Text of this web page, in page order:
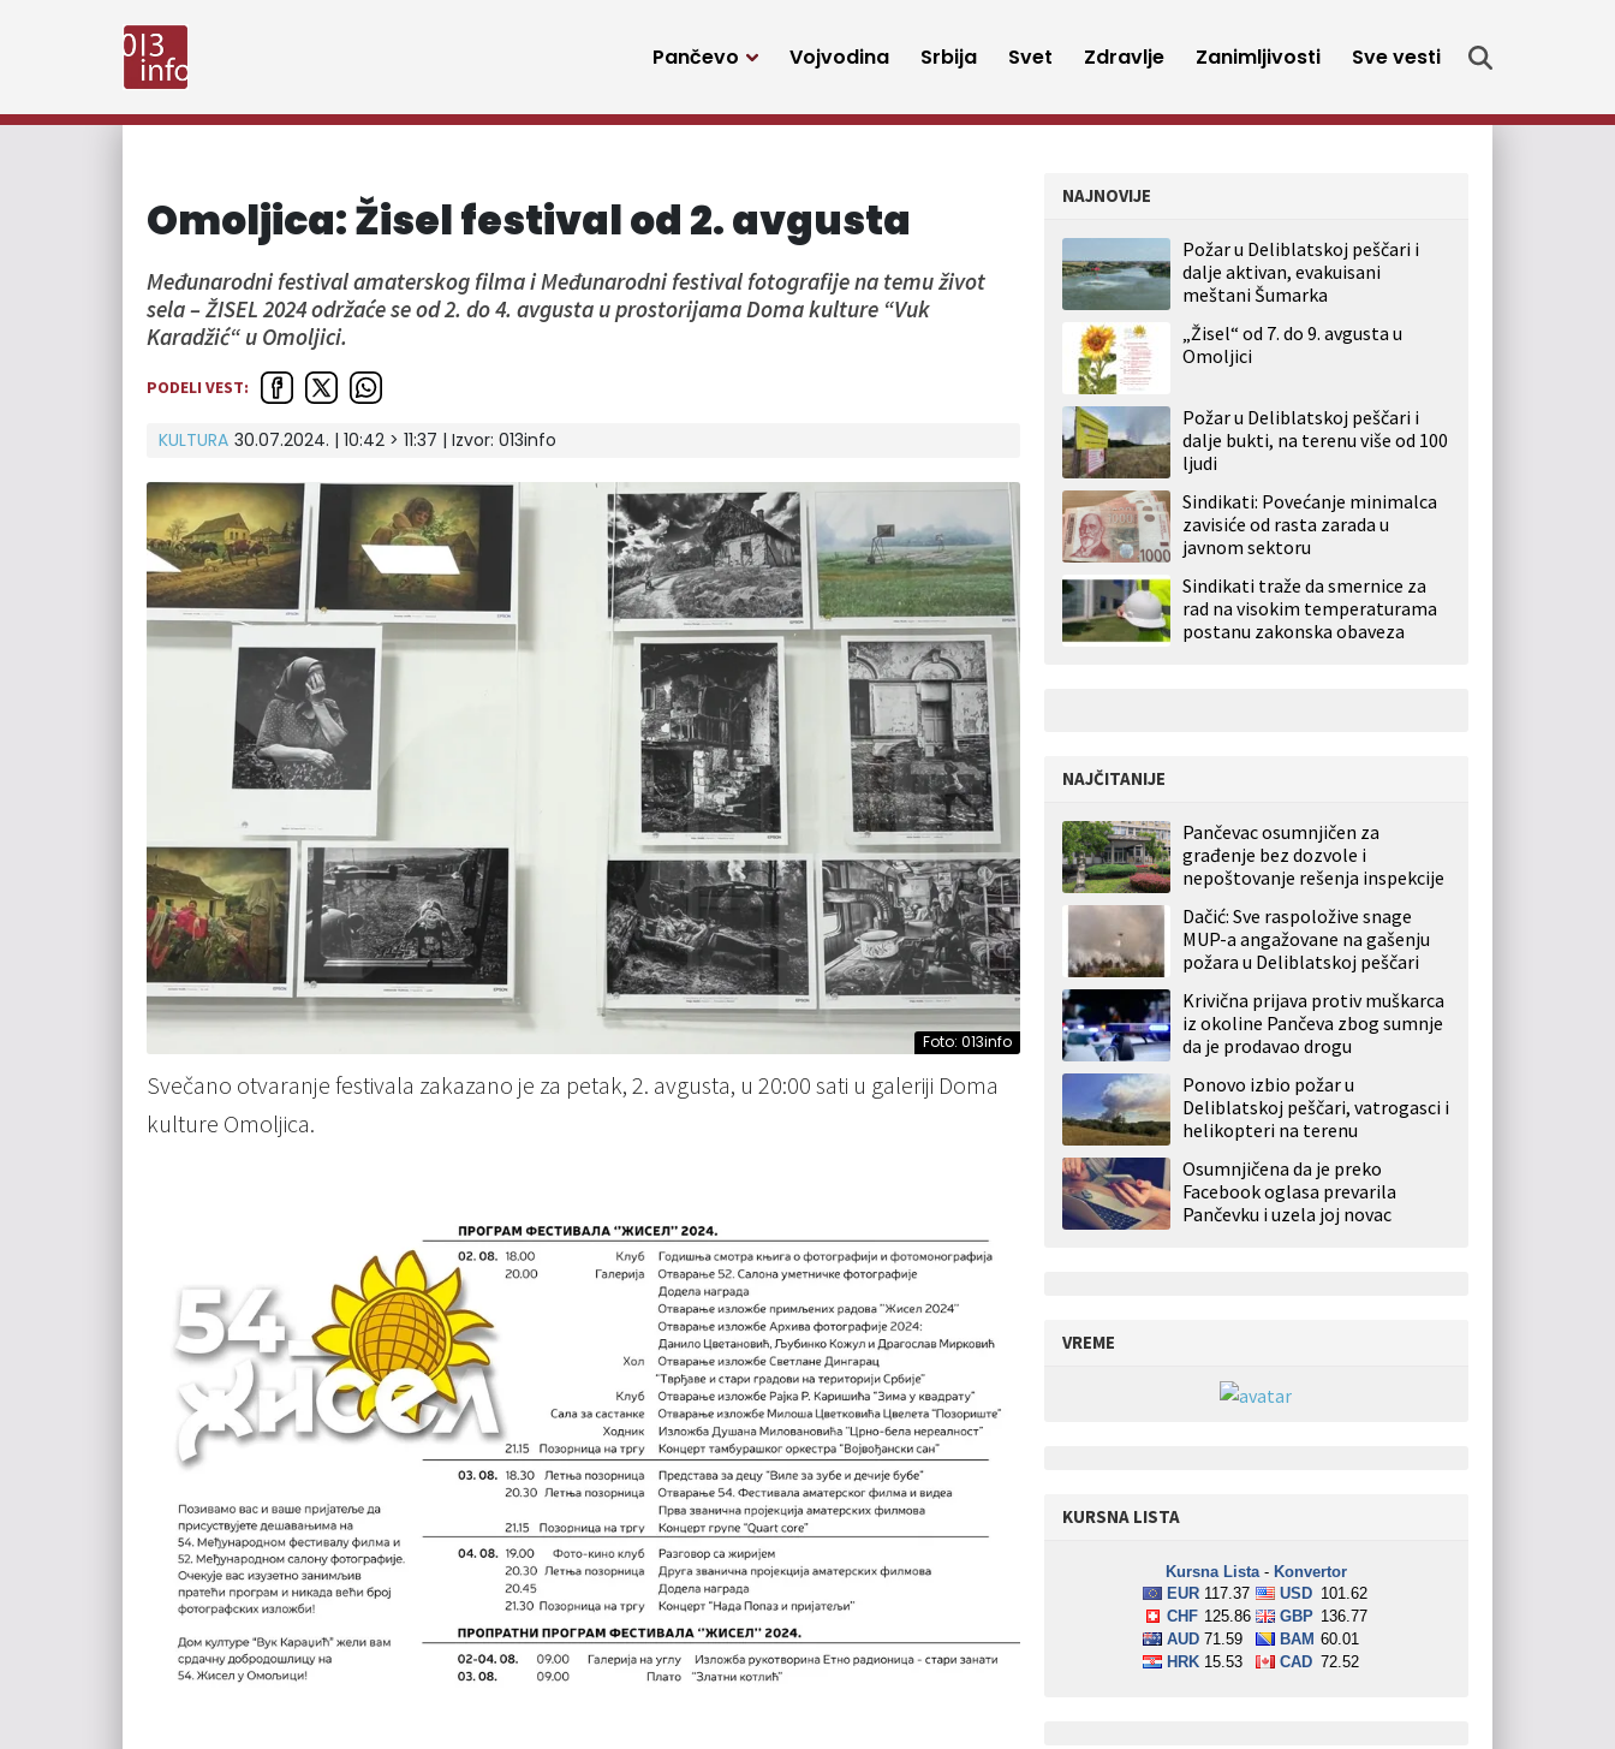
Pančevo Vojvodina Srbija Svet Zdravlje Zanimljivosti Sve vesti
Omoljica: Žisel festival od 2. avgusta
Međunarodni festival amaterskog filma i Međunarodni festival fotografije na temu život
sela – ŽISEL 2024 održaće se od 2. do 4. avgusta u prostorijama Doma kulture “Vuk
Karadžić“ u Omoljici.
PODELI VEST:
KULTURA 30.07.2024. | 10:42 > 11:37 | Izvor: 013info
Foto: 013info
Svečano otvaranje festivala zakazano je za petak, 2. avgusta, u 20:00 sati u galeriji Doma
kulture Omoljica.
NAJNOVIJE
Požar u Deliblatskoj peščari i
dalje aktivan, evakuisani
meštani Šumarka
„Žisel“ od 7. do 9. avgusta u
Omoljici
Požar u Deliblatskoj peščari i
dalje bukti, na terenu više od 100
ljudi
Sindikati: Povećanje minimalca
zavisiće od rasta zarada u
javnom sektoru
Sindikati traže da smernice za
rad na visokim temperaturama
postanu zakonska obaveza
NAJČITANIJE
Pančevac osumnjičen za
građenje bez dozvole i
nepoštovanje rešenja inspekcije
Dačić: Sve raspoložive snage
MUP-a angažovane na gašenju
požara u Deliblatskoj peščari
Krivična prijava protiv muškarca
iz okoline Pančeva zbog sumnje
da je prodavao drogu
Ponovo izbio požar u
Deliblatskoj peščari, vatrogasci i
helikopteri na terenu
Osumnjičena da je preko
Facebook oglasa prevarila
Pančevku i uzela joj novac
VREME
KURSNA LISTA